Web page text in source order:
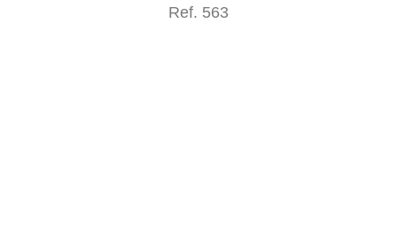
Ref. 563